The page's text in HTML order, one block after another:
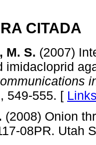
CITADA
M. S. (2007)
imidacloprid
549-555. [
(2008) Onion
08PR. Utah